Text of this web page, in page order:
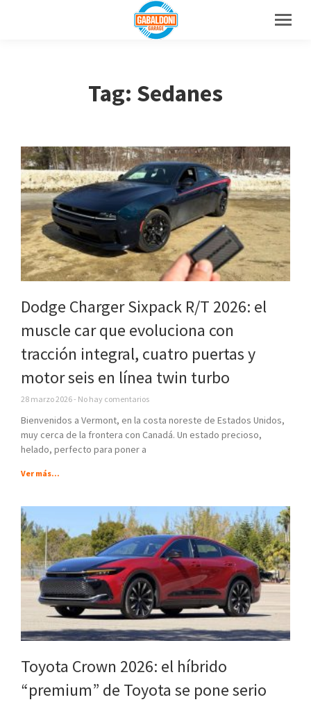
Tag: Sedanes
Dodge Charger Sixpack R/T 2026: el
muscle car que evoluciona con
tracción integral, cuatro puertas y
motor seis en línea twin turbo
28 marzo 2026 No hay comentarios
Bienvenidos a Vermont, en la costa noreste de Estados Unidos,
muy cerca de la frontera con Canadá. Un estado precioso,
helado, perfecto para poner a
Ver más...
Toyota Crown 2026: el híbrido
“premium” de Toyota se pone serio